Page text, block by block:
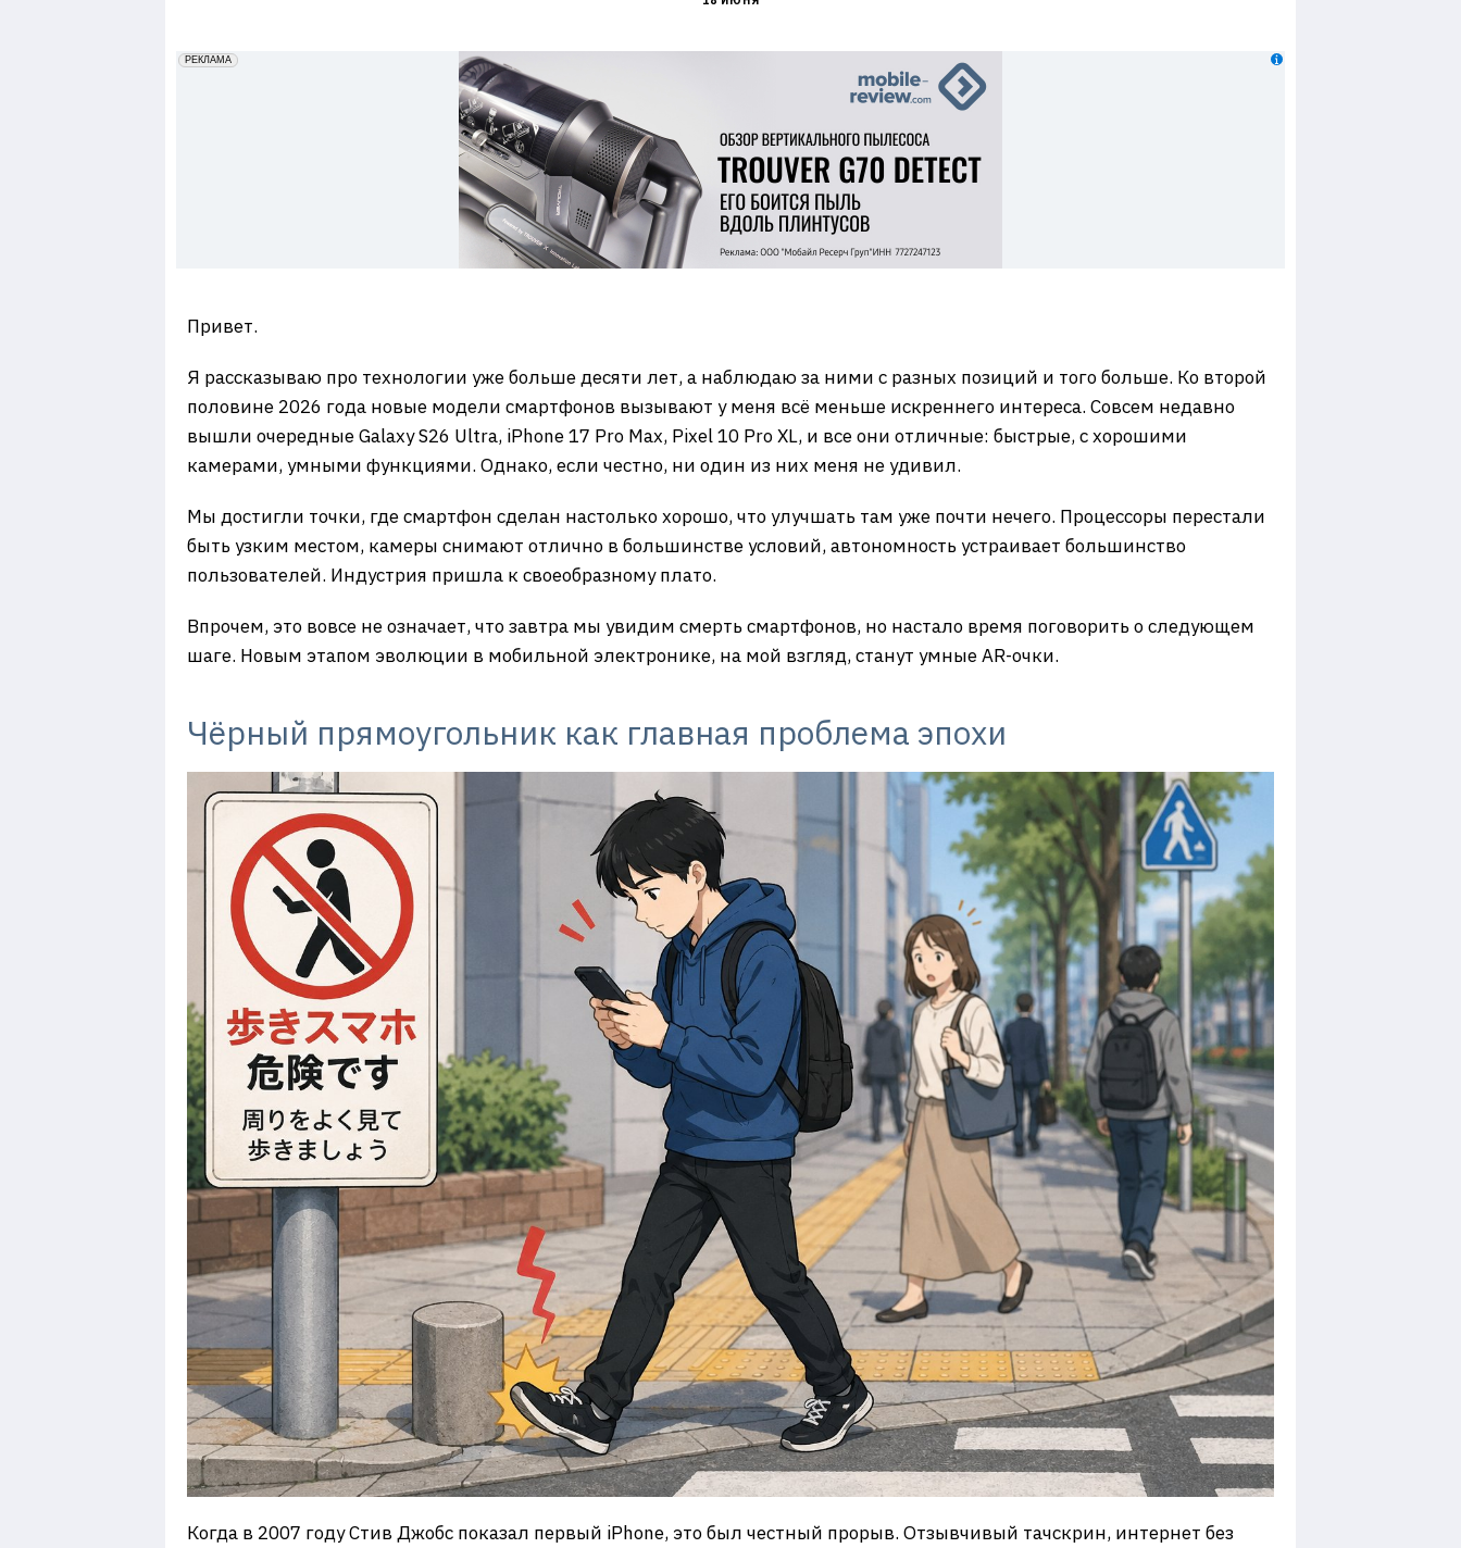
erid: 2VfnxxmNzs5
РЕКЛАМА
Привет.
Я рассказываю про технологии уже больше десяти лет, а наблюдаю за ними с разных позиций и того больше. Ко второй
половине 2026 года новые модели смартфонов вызывают у меня всё меньше искреннего интереса. Совсем недавно
вышли очередные Galaxy S26 Ultra, iPhone 17 Pro Max, Pixel 10 Pro XL, и все они отличные: быстрые, с хорошими
камерами, умными функциями. Однако, если честно, ни один из них меня не удивил.
Мы достигли точки, где смартфон сделан настолько хорошо, что улучшать там уже почти нечего. Процессоры перестали
быть узким местом, камеры снимают отлично в большинстве условий, автономность устраивает большинство
пользователей. Индустрия пришла к своеобразному плато.
Впрочем, это вовсе не означает, что завтра мы увидим смерть смартфонов, но настало время поговорить о следующем
шаге. Новым этапом эволюции в мобильной электронике, на мой взгляд, станут умные AR-очки.
Чёрный прямоугольник как главная проблема эпохи
Когда в 2007 году Стив Джобс показал первый iPhone, это был честный прорыв. Отзывчивый тачскрин, интернет без